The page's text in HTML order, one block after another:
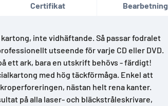
Certifikat Bearbetning
kartong, inte vidhäftande. Så passar fodralet
utseende för varje CD eller DVD.
ett ark, bara en utskrift behövs - färdigt!
med hög täckförmåga. Enkel att
nästan helt rena kanter.
på alla laser- och bläckstråleskrivare,